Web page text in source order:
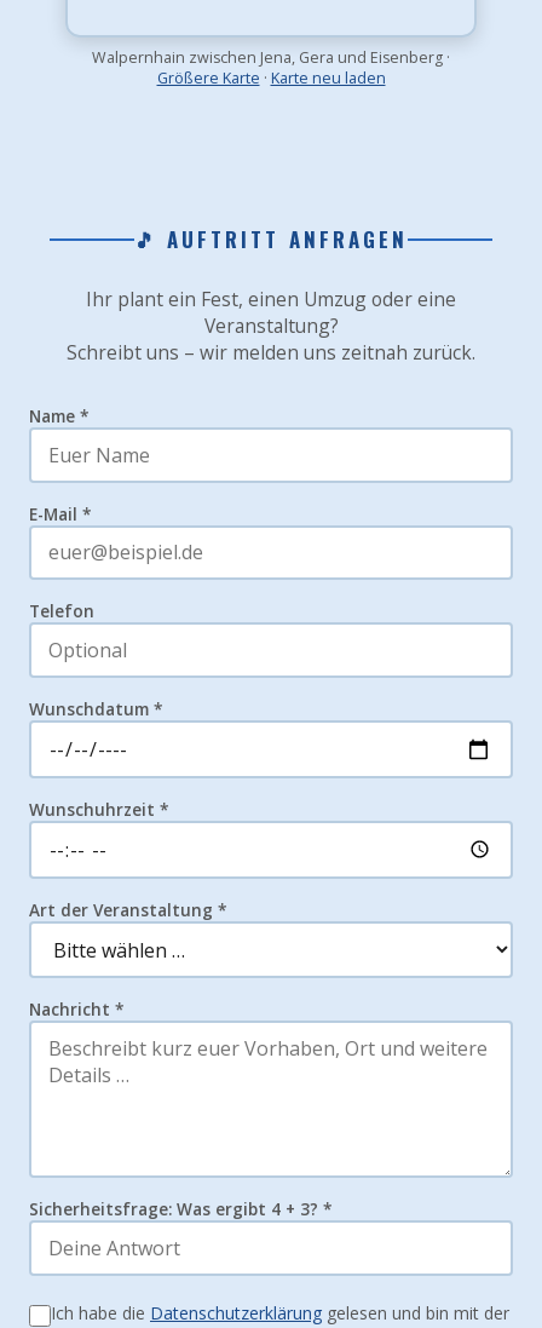
Walpernhain zwischen Jena, Gera und Eisenberg ·
Größere Karte · Karte neu laden
🎵 AUFTRITT ANFRAGEN
Ihr plant ein Fest, einen Umzug oder eine
Veranstaltung?
Schreibt uns – wir melden uns zeitnah zurück.
Name *
E-Mail *
Telefon
Wunschdatum *
Wunschuhrzeit *
Art der Veranstaltung *
Nachricht *
Sicherheitsfrage: Was ergibt 4 + 3? *
Ich habe die Datenschutzerklärung gelesen und bin mit der